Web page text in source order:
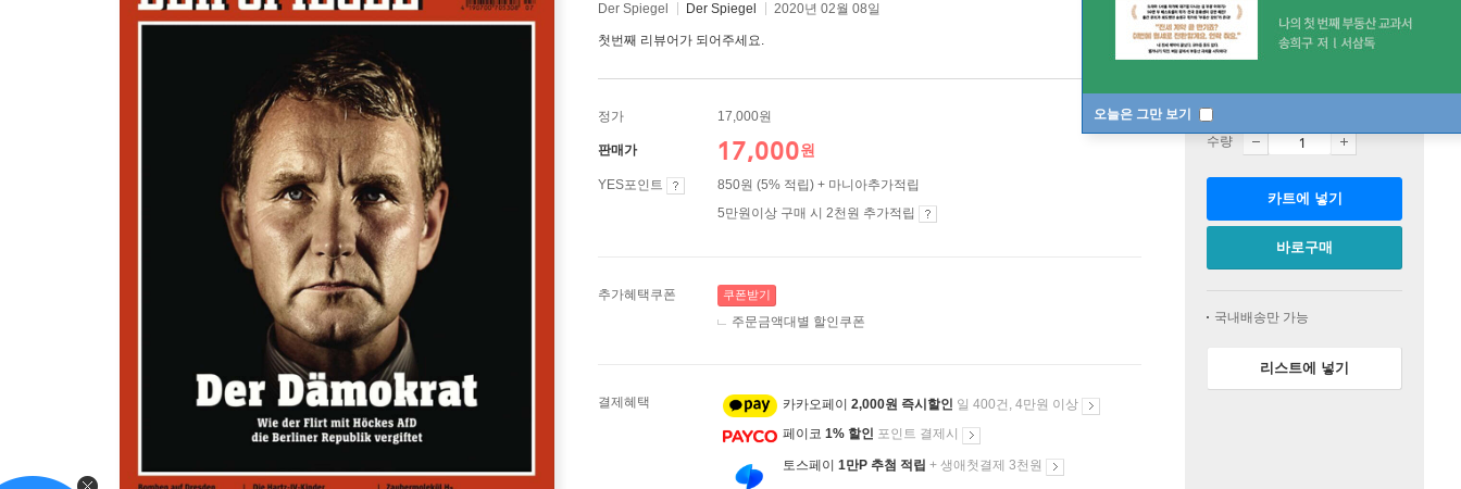
오늘은 그만 보기
Der Spiegel Der Spiegel 2020년 02월 08일
첫번째 리뷰어가 되어주세요.
정가 17,000원
판매가 17,000원
YES포인트
850원 (5% 적립) + 마니아추가적립
5만원이상 구매 시 2천원 추가적립
추가혜택쿠폰 쿠폰받기
주문금액대별 할인쿠폰
결제혜택 카카오페이 2,000원 즉시할인 일 400건, 4만원 이상
페이코 1% 할인 포인트 결제시
토스페이 1만P 추첨 적립 + 생애첫결제 3천원
판매중
수량
카트에 넣기
바로구매
국내배송만 가능
리스트에 넣기